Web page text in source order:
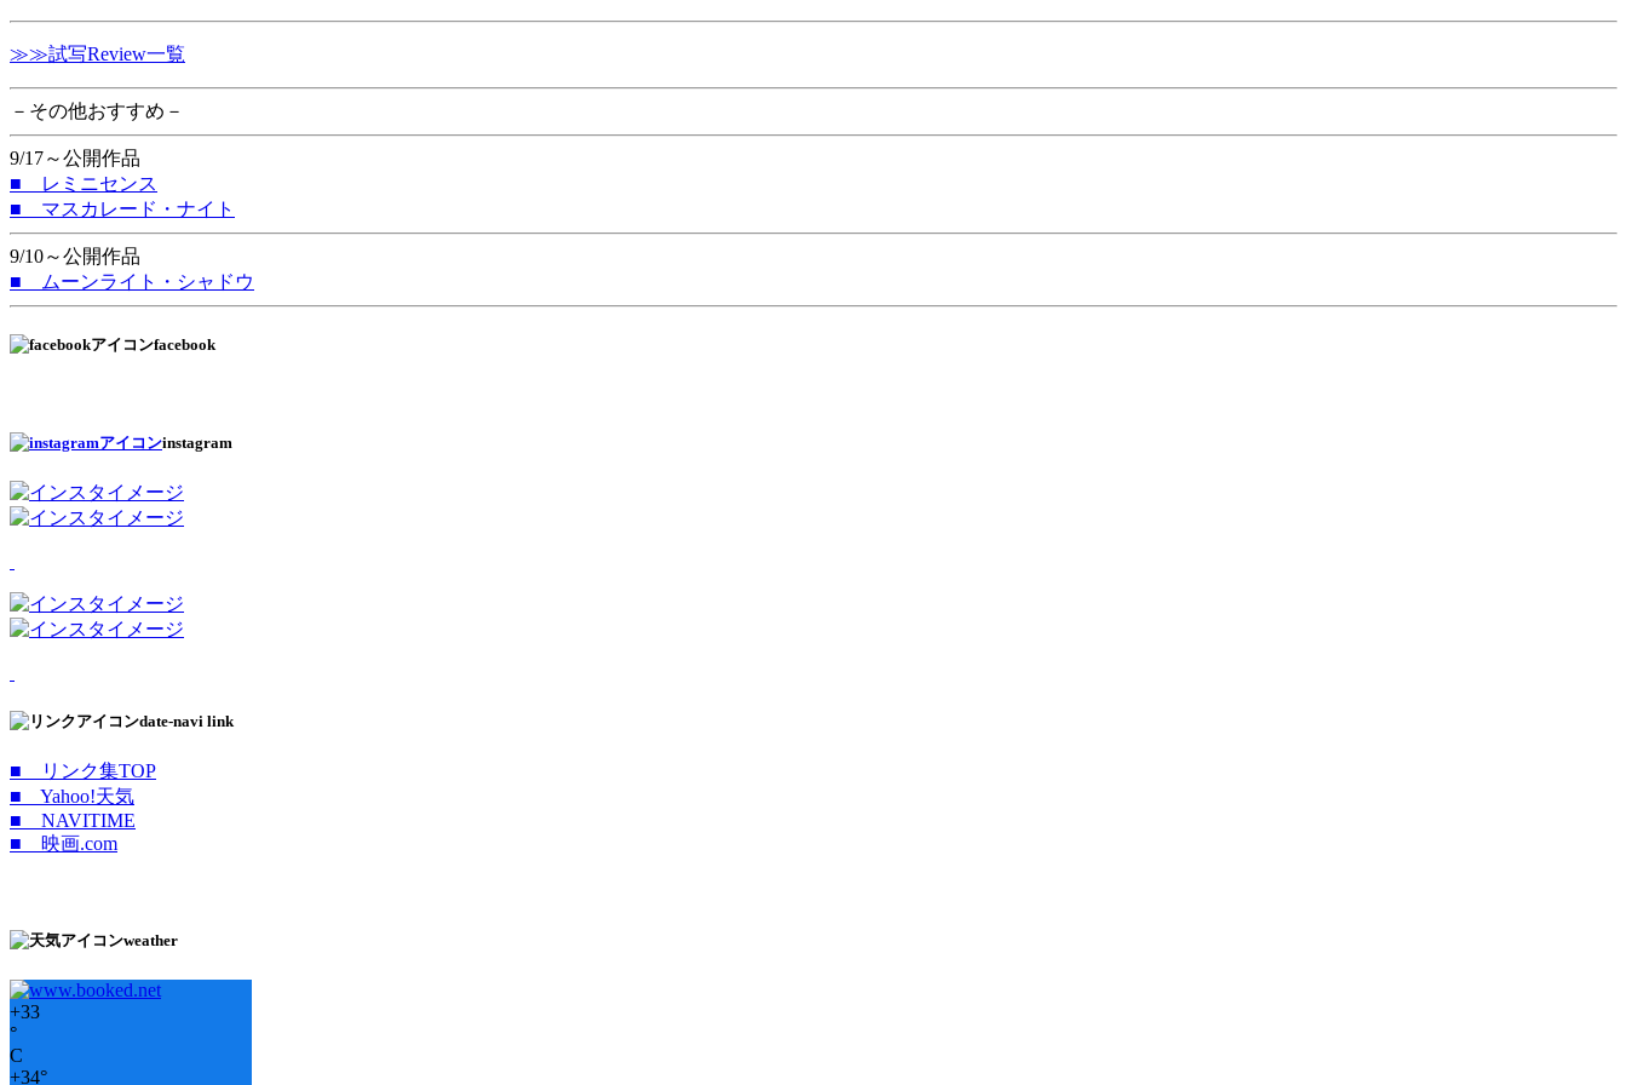
≫≫試写Review一覧
－その他おすすめ－
9/17～公開作品
■ レミニセンス
■ マスカレード・ナイト
9/10～公開作品
■ ムーンライト・シャドウ
facebook
instagram
date-navi link
■ リンク集TOP
■ Yahoo!天気
■ NAVITIME
■ 映画.com
weather
+33
°
C
+34°